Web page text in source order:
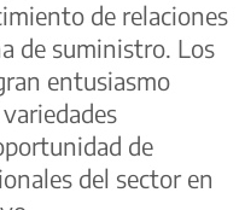
de relaciones
de suministro. Los
entusiasmo
de
del sector en